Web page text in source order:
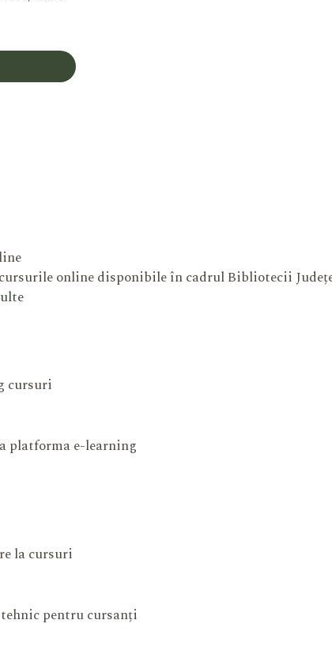
cursurile online disponibile în cadrul Bibliotecii
cursuri
platforma e-learning
la cursuri
pentru cursanți